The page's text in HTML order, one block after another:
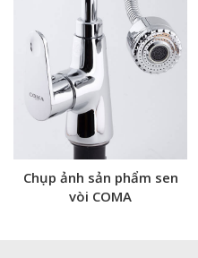
Chụp ảnh sản phẩm sen
vòi COMA